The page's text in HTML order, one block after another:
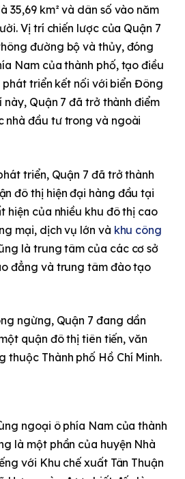
35,69 km² và dân số vào năm
Vị trí chiến lược của Quận 7
đường bộ và thủy, đóng
Nam của thành phố, tạo điều
phát triển kết nối với biển Đông
Quận 7 đã trở thành điểm
nhà đầu tư trong và ngoài
triển, Quận 7 đã trở thành
đô thị hiện đại hàng đầu tại
hiện của nhiều khu đô thị cao
mại, dịch vụ lớn và khu công
là trung tâm của các cơ sở
đẳng và trung tâm đào tạo
ngừng, Quận 7 đang dần
quận đô thị tiên tiến, văn
thuộc Thành phố Hồ Chí Minh.
ngoại ô phía Nam của thành
là một phần của huyện Nhà
với Khu chế xuất Tân Thuận